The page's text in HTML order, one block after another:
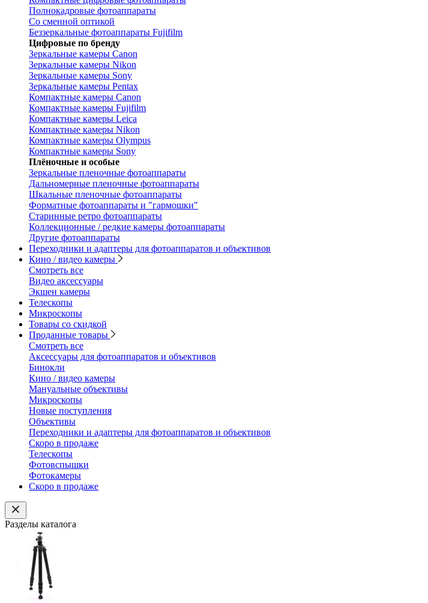
Полнокадровые фотоаппараты
Со сменной оптикой
Беззеркальные фотоаппараты Fujifilm
Цифровые по бренду
Зеркальные камеры Canon
Зеркальные камеры Nikon
Зеркальные камеры Sony
Зеркальные камеры Pentax
Компактные камеры Canon
Компактные камеры Fujifilm
Компактные камеры Leica
Компактные камеры Nikon
Компактные камеры Olympus
Компактные камеры Sony
Плёночные и особые
Зеркальные пленочные фотоаппараты
Дальномерные пленочные фотоаппараты
Шкальные пленочные фотоаппараты
Форматные фотоаппараты и "гармошки"
Старинные ретро фотоаппараты
Коллекционные / редкие камеры фотоаппараты
Другие фотоаппараты
Переходники и адаптеры для фотоаппаратов и объективов
Кино / видео камеры
Смотреть все
Видео аксессуары
Экшен камеры
Телескопы
Микроскопы
Товары со скидкой
Проданные товары
Смотреть все
Аксессуары для фотоаппаратов и объективов
Бинокли
Кино / видео камеры
Мануальные объективы
Микроскопы
Новые поступления
Объективы
Переходники и адаптеры для фотоаппаратов и объективов
Скоро в продаже
Телескопы
Фотовспышки
Фотокамеры
Скоро в продаже
Разделы каталога